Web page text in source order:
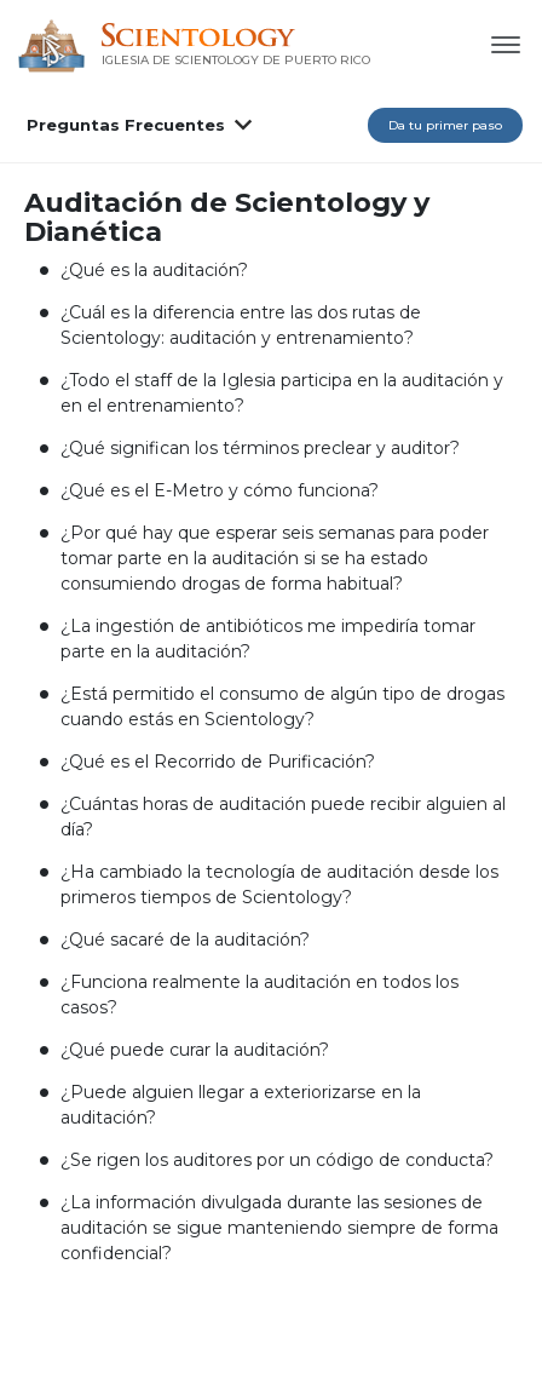
IGLESIA DE SCIENTOLOGY DE PUERTO RICO
Preguntas Frecuentes Da tu primer paso
Auditación de Scientology y
Dianética
¿Qué es la auditación?
¿Cuál es la diferencia entre las dos rutas de
Scientology: auditación y entrenamiento?
¿Todo el staff de la Iglesia participa en la auditación y
en el entrenamiento?
¿Qué significan los términos preclear y auditor?
¿Qué es el E-Metro y cómo funciona?
¿Por qué hay que esperar seis semanas para poder
tomar parte en la auditación si se ha estado
consumiendo drogas de forma habitual?
¿La ingestión de antibióticos me impediría tomar
parte en la auditación?
¿Está permitido el consumo de algún tipo de drogas
cuando estás en Scientology?
¿Qué es el Recorrido de Purificación?
¿Cuántas horas de auditación puede recibir alguien al
día?
¿Ha cambiado la tecnología de auditación desde los
primeros tiempos de Scientology?
¿Qué sacaré de la auditación?
¿Funciona realmente la auditación en todos los
casos?
¿Qué puede curar la auditación?
¿Puede alguien llegar a exteriorizarse en la
auditación?
¿Se rigen los auditores por un código de conducta?
¿La información divulgada durante las sesiones de
auditación se sigue manteniendo siempre de forma
confidencial?